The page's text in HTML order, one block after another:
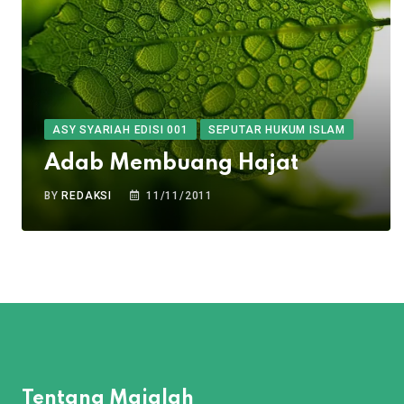
ASY SYARIAH EDISI 001 SEPUTAR HUKUM ISLAM
Adab Membuang Hajat
BY REDAKSI 11/11/2011
Tentang Majalah